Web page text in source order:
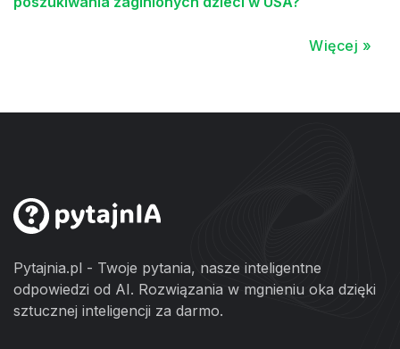
Więcej »
Pytajnia.pl - Twoje pytania, nasze inteligentne
odpowiedzi od AI. Rozwiązania w mgnieniu oka dzięki
sztucznej inteligencji za darmo.